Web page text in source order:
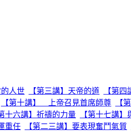
的人世 【第三講】天帝的道 【第
【第十講】 上帝召見首席師尊 【
十六講】祈禱的力量 【第十七講
重任 【第二三講】要表現奮鬥氣質